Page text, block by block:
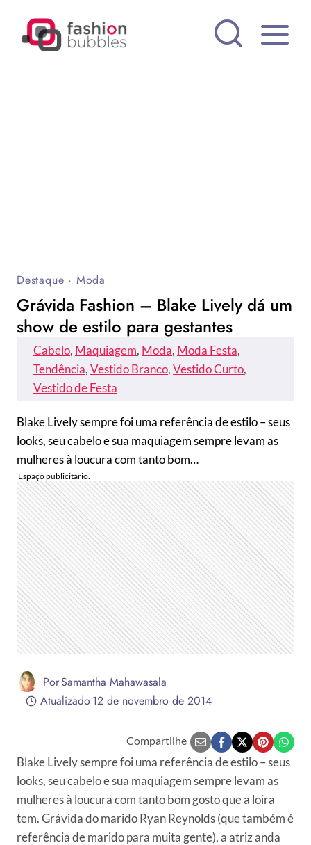
Destaque · Moda
Grávida Fashion – Blake Lively dá um
show de estilo para gestantes
Cabelo, Maquiagem, Moda, Moda Festa
Tendência, Vestido Branco, Vestido Curto
Vestido de Festa
Blake Lively sempre foi uma referência de estilo – seus
looks, seu cabelo e sua maquiagem sempre levam as
mulheres à loucura com tanto bom…
PorSamantha Mahawasala
Atualizado12 de novembro de 2014
Compartilhe
Blake Lively sempre foi uma referência de estilo – seus
looks, seu cabelo e sua maquiagem sempre levam as
mulheres à loucura com tanto bom gosto que a loira
tem. Grávida do marido Ryan Reynolds (que também é
referência de marido para muita gente), a atriz anda